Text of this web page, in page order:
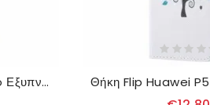
Κάλυμμα Huawei P50 Pro Εξυπνάδα Καμηλοπάρδαλη